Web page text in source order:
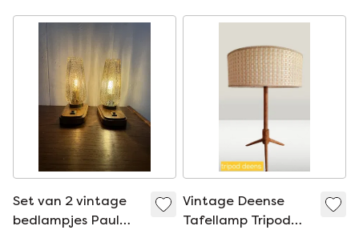
Set van 2 vintage
bedlampjes Paul
Vintage Deense
Tafellamp Tripod